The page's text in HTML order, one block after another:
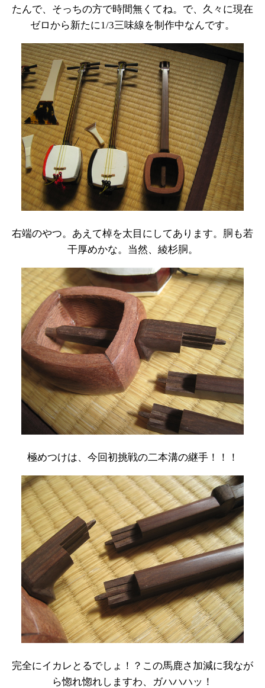
たんで、そっちの方で時間無くてね。で、久々に現在
ゼロから新たに1/3三味線を制作中なんです。
右端のやつ。あえて棹を太目にしてあります。胴も若
干厚めかな。当然、綾杉胴。
極めつけは、今回初挑戦の二本溝の継手！！！
完全にイカレとるでしょ！？この馬鹿さ加減に我なが
ら惚れ惚れしますわ、ガハハハッ！